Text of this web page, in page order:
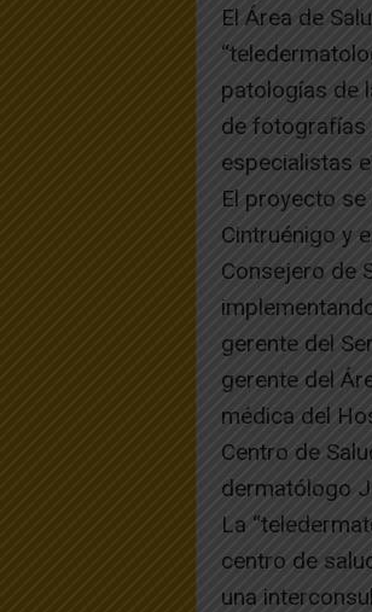
El Área de
patologías de
de fotografías
especialistas
El proyecto
Cintruénigo y
Consejero de
gerente del
gerente del
médica del
Centro de
dermatólogo
La
centro de
una